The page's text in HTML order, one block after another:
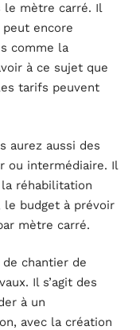
le mètre carré. Il
peut encore
comme la
à ce sujet que
tarifs peuvent
aurez aussi des
ou intermédiaire. Il
la réhabilitation
le budget à prévoir
mètre carré.
chantier de
Il s’agit des
à un
avec la création